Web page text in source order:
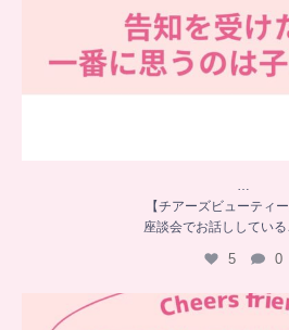
…
【チアーズビューティー
座談会でお話ししてい
5 0
…